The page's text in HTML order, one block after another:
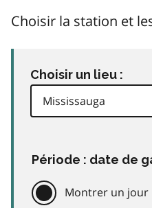
Choisir la station et
Choisir un lieu :
Période : date de
Montrer un jour